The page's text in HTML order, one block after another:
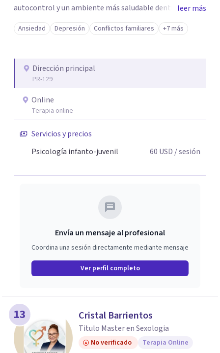
autocontrol y un ambiente más saludable dentro y fuera
del salón de clases. 💛📘 Si buscas apoyo para un joven
que necesita guía emocional, ¡estoy aquí para ayudar! 📩
orientación
leer más
Ansiedad Depresión Conflictos familiares +7 más
Dirección principal
PR-129
Online
Terapia online
Servicios y precios
Psicología infanto-juvenil
60 USD / sesión
Envía un mensaje al profesional
Coordina una sesión directamente mediante mensaje
Ver perfil completo
13 Cristal Barrientos
Titulo Master en Sexologia
No verificado Terapia Online